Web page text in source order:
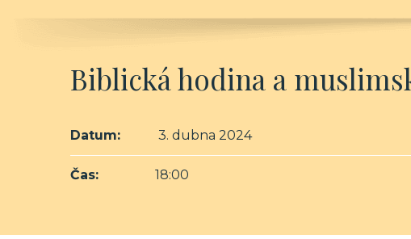
Biblická hodina a
Datum: 3. dubna 2024
Čas: 18:00